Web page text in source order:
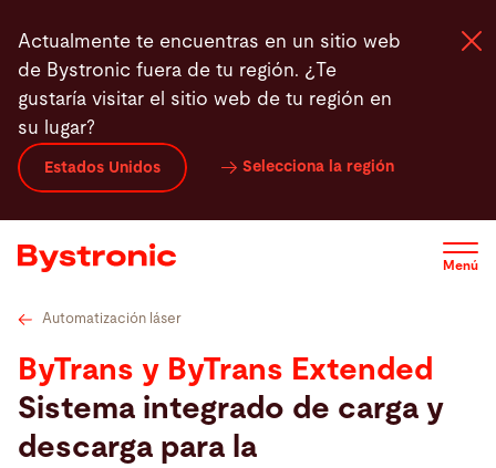
contenido
principal
Actualmente te encuentras en un sitio web
de Bystronic fuera de tu región. ¿Te
gustaría visitar el sitio web de tu región en
su lugar?
Estados Unidos Selecciona la región
Menú
Máquinas y Software
Servicios
Sala de prensa
Empresa
Automatización láser
ByTrans y ByTrans Extended
Sistema integrado de carga y
descarga para la